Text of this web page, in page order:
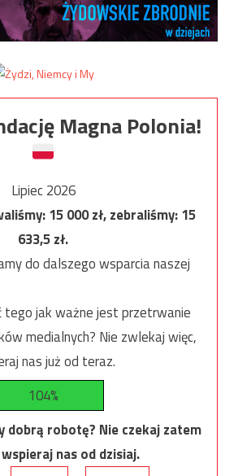
Magna Polonia!
Lipiec 2026
15 000zł, zebraliśmy:15
633,5zł.
do dalszego wsparcia naszej
tego jak ważne jest przetrwanie
medialnych? Nie zwlekaj więc,
nas już od teraz.
104%
dobrą robotę? Nie czekaj zatem
nas od dzisiaj.